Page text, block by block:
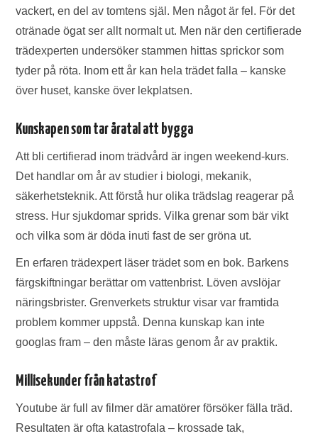
vackert, en del av tomtens själ. Men något är fel. För det
otränade ögat ser allt normalt ut. Men när den certifierade
trädexperten undersöker stammen hittas sprickor som
tyder på röta. Inom ett år kan hela trädet falla – kanske
över huset, kanske över lekplatsen.
Kunskapen som tar åratal att bygga
Att bli certifierad inom trädvård är ingen weekend-kurs.
Det handlar om år av studier i biologi, mekanik,
säkerhetsteknik. Att förstå hur olika trädslag reagerar på
stress. Hur sjukdomar sprids. Vilka grenar som bär vikt
och vilka som är döda inuti fast de ser gröna ut.
En erfaren trädexpert läser trädet som en bok. Barkens
färgskiftningar berättar om vattenbrist. Löven avslöjar
näringsbrister. Grenverkets struktur visar var framtida
problem kommer uppstå. Denna kunskap kan inte
googlas fram – den måste läras genom år av praktik.
Millisekunder från katastrof
Youtube är full av filmer där amatörer försöker fälla träd.
Resultaten är ofta katastrofala – krossade tak,